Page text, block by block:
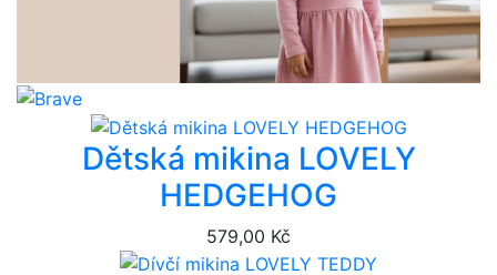
Dětská mikina LOVELY
HEDGEHOG
579,00 Kč